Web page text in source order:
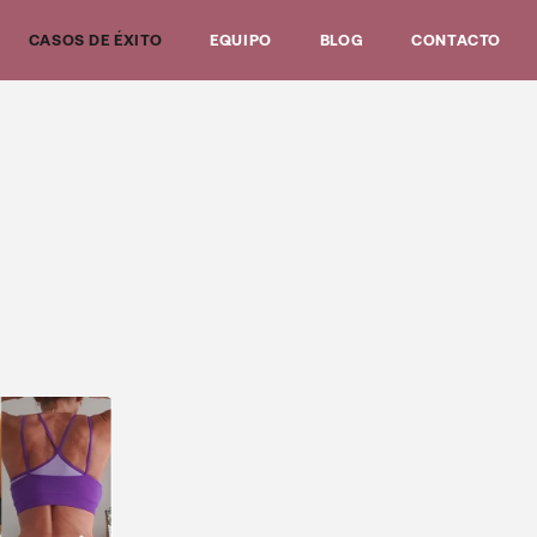
CASOS DE ÉXITO EQUIPO BLOG CONTACTO